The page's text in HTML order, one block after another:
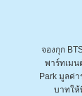
จองกุก
พาร์ทเมน
Park มูลค่
บาทให้